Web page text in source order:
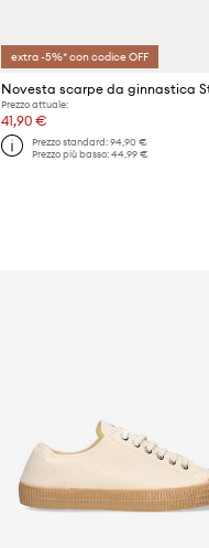
extra -5%* con codice OFF
Prezzo attuale:
41,90 €
Prezzo standard: 94,90 €
Prezzo più basso: 44,99 €